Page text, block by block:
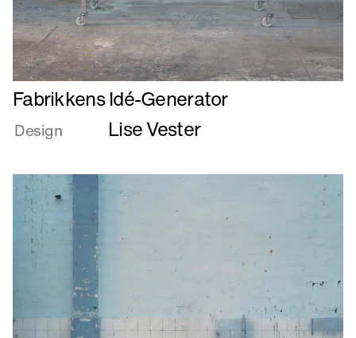
Læs
mere
om
Generator
Fabrikkens Idé-Generator
Design Lise Vester